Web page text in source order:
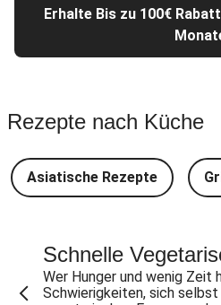
Bowl & doppelt veganen
Perlencouscous-
Camembert En Croûte
Japanische
Scharfe Linsensuppe mit Bio-
Filetstücken
Scharfe Marokkanische
Erhalte Bis zu 100€
Rezepte nach Küche
Asiatische Rezepte
Schnelle
Wer Hunger und wenig Zeit
Schwierigkeiten, sich